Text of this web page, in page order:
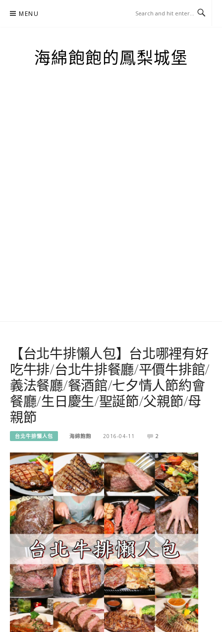
MENU
海綿飽飽的鳳梨城堡
【台北牛排懶人包】台北哪裡有好
吃牛排/台北牛排餐廳/平價牛排館/
義法餐廳/餐酒館/七夕情人節約會
餐廳/生日慶生/聖誕節/父親節/母
親節
台北牛排懶人包 海綿飽飽 2016-04-11 2